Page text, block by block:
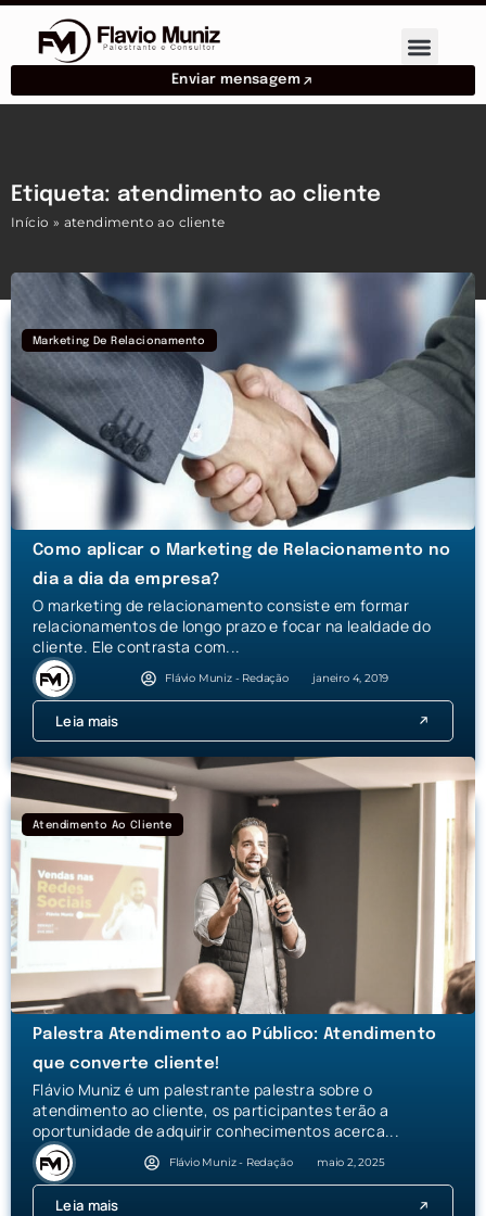
Enviar mensagem
Etiqueta: atendimento ao cliente
Início » atendimento ao cliente
Marketing De Relacionamento
Como aplicar o Marketing de Relacionamento no
dia a dia da empresa?
O marketing de relacionamento consiste em formar
relacionamentos de longo prazo e focar na lealdade do
cliente. Ele contrasta com...
Flávio Muniz - Redação janeiro 4, 2019
Leia mais
Atendimento Ao Cliente
Palestra Atendimento ao Público: Atendimento
que converte cliente!
Flávio Muniz é um palestrante palestra sobre o
atendimento ao cliente, os participantes terão a
oportunidade de adquirir conhecimentos acerca...
Flávio Muniz - Redação maio 2, 2025
Leia mais